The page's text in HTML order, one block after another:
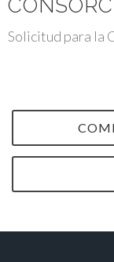
Solicitud para la